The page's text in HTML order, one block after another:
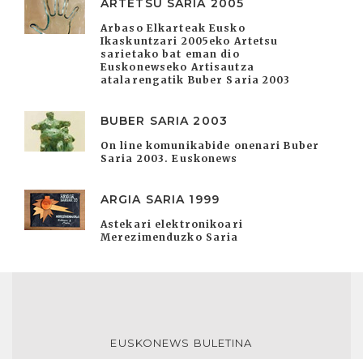
ARTETSU SARIA 2005
Arbaso Elkarteak Eusko
Ikaskuntzari 2005eko Artetsu
sarietako bat eman dio
Euskonewseko Artisautza
atalarengatik Buber Saria 2003
BUBER SARIA 2003
On line komunikabide onenari Buber
Saria 2003. Euskonews
ARGIA SARIA 1999
Astekari elektronikoari
Merezimenduzko Saria
EUSKONEWS BULETINA